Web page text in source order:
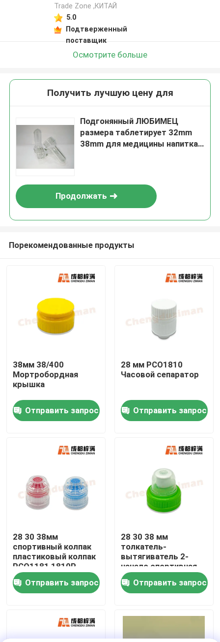
Продукты
Ролики
Путешествие фабрики
Проверка качества
Свяжитесь мы
Новости
Алюминиевая упаковка напитка
Trade Zone ,КИТАЙ
5.0
Подтверженный
поставщик
Осмотрите больше
Получить лучшую цену для
Подгонянный ЛЮБИМЕЦ
размера таблетирует 32mm
38mm для медицины напитка
Продолжать
Порекомендованные продукты
38мм 38/400
Мортробордная
крышка
Отправить запрос
28 мм PCO1810
Часовой сепаратор
Отправить запрос
28 30 38мм
спортивный колпак
пластиковый колпак
PCO1181 1810P
Отправить запрос
28 30 38 мм
толкатель-
вытягиватель 2-
начало спортивная
капсула пластиковая
капсула
Отправить запрос